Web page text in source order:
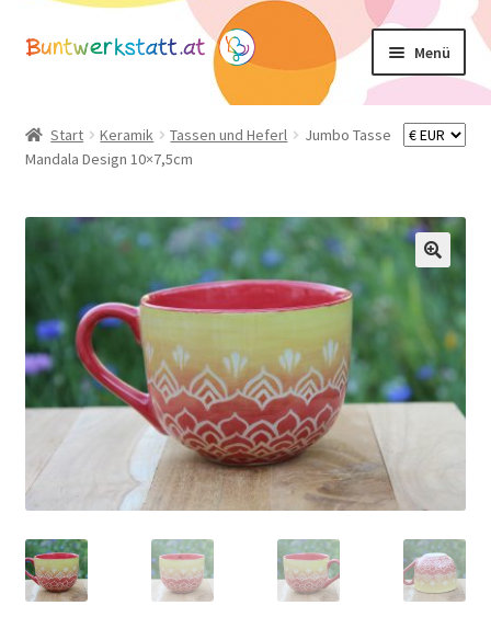
Zur
Zum
Menü
öffnen
Mein Konto
Warenkorb
Start Keramik Tassen und Heferl
Jumbo Tasse
Mandala Design 10×7,5cm